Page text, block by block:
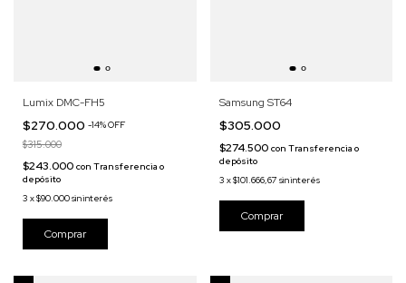
Lumix DMC-FH5
$270.000 -14%OFF
$315.000
$243.000 con Transferencia o
depósito
3 x$90.000sin interés
Samsung ST64
$305.000
$274.500 con Transferencia o
depósito
3 x$101.666,67 sin interés